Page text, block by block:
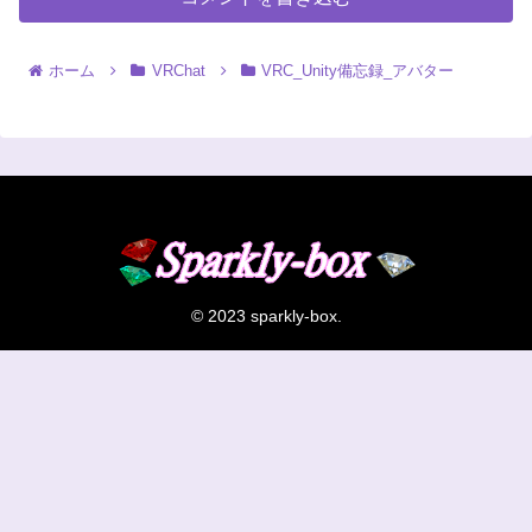
ホーム VRChat VRC_Unity備忘録_アバター
© 2023 sparkly-box.